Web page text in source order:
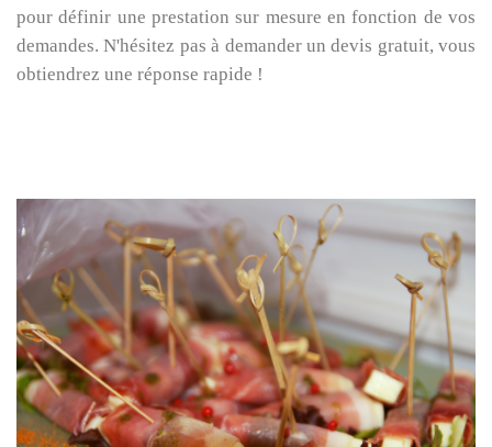
pour définir une prestation sur mesure en fonction de vos
demandes. N'hésitez pas à demander un devis gratuit, vous
obtiendrez une réponse rapide !